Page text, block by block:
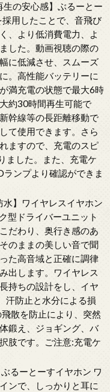
生の安心感】ぶるーとー
用したことで、音飛び
、より低消費電力、よ
した。動画視聴の際の
に低減させ、スムーズ
。高性能バッテリーに
満充電の状態で最大6時
約30時間再生可能で
幹線等の長距離移動で
て使用できます。さら
ますので、充電のスピ
ました。また、充電ケ
ンプより確認ができま
水】ワイヤレスイヤホン
型ドライバーユニット
だわり、奥行き感のあ
のままの美しい音で聞
た高音域と正確に調律
出します。ワイヤレス
持ちの設計をし、イヤ
汗防止と水分による損
散を防止により、突然
鍛え、ジョギング、バ
肢です。ご注意:充電ケ
るーとーすイヤホン ワ
ンで、しっかりと耳に